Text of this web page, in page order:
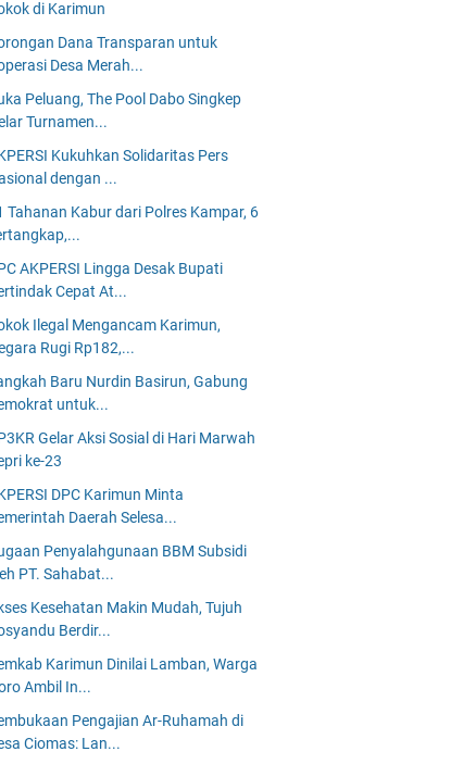
di Karimun
Dana Transparan untuk
Desa Merah...
Peluang, The Pool Dabo Singkep
Turnamen...
Kukuhkan Solidaritas Pers
dengan ...
Tahanan Kabur dari Polres Kampar, 6
AKPERSI Lingga Desak Bupati
Cepat At...
Ilegal Mengancam Karimun,
Rugi Rp182,...
Baru Nurdin Basirun, Gabung
untuk...
Gelar Aksi Sosial di Hari Marwah
ke-23
DPC Karimun Minta
Daerah Selesa...
Penyalahgunaan BBM Subsidi
PT. Sahabat...
Kesehatan Makin Mudah, Tujuh
Berdir...
Karimun Dinilai Lamban, Warga
Ambil In...
Pengajian Ar-Ruhamah di
Ciomas: Lan...